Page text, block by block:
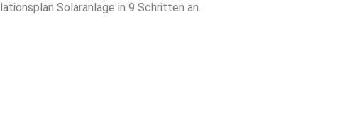
Solaranlage in 9 Schritten an.